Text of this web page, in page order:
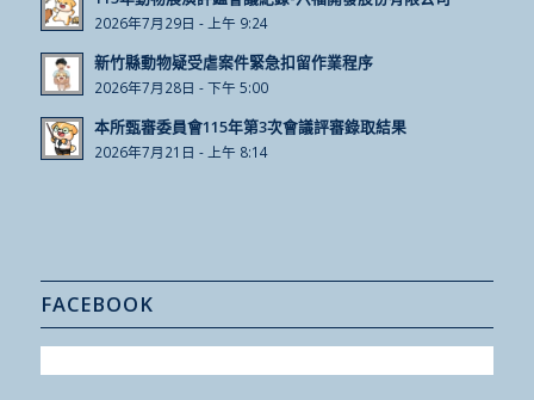
2026年7月29日 - 上午 9:24
新竹縣動物疑受虐案件緊急扣留作業程序
2026年7月28日 - 下午 5:00
本所甄審委員會115年第3次會議評審錄取結果
2026年7月21日 - 上午 8:14
FACEBOOK